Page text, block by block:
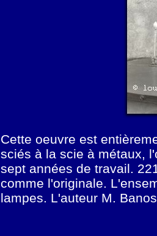
Cette oeuvre est
sciés à la scie à métaux,
sept années de travail.
comme l'originale.
lampes. L'auteur M.